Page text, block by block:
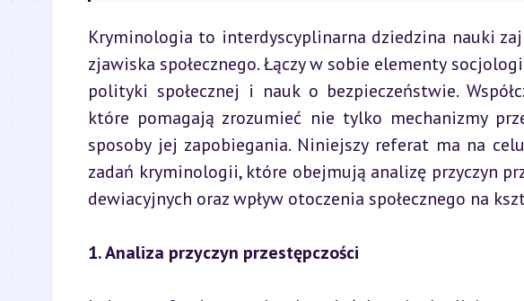
Kryminologia to interdyscyplinarna dziedzina nauki
zjawiska społecznego. Łączy w sobie elementy
polityki społecznej i nauk o bezpieczeństwie.
które pomagają zrozumieć nie tylko mechanizmy
sposoby jej zapobiegania. Niniejszy referat ma na
zadań kryminologii, które obejmują analizę przyczyn
dewiacyjnych oraz wpływ otoczenia społecznego na
1. Analiza przyczyn przestępczości